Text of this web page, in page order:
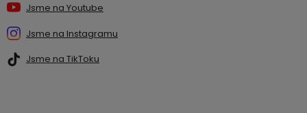
Jsme na Youtube
Jsme na Instagramu
Jsme na TikToku